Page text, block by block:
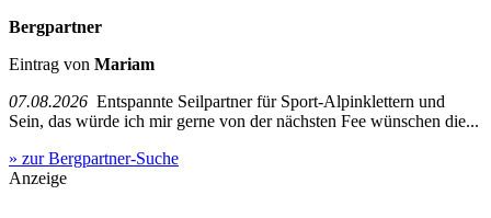
Bergpartner
Eintrag von Mariam
07.08.2026 Entspannte Seilpartner für Sport-Alpinklettern und
Sein, das würde ich mir gerne von der nächsten Fee wünschen die...
» zur Bergpartner-Suche
Anzeige